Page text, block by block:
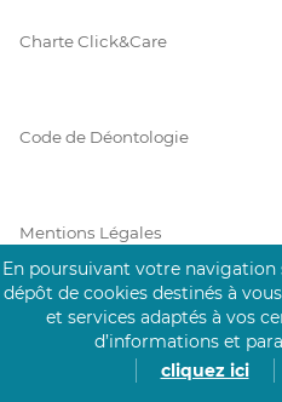
Charte Click&Care
Code de Déontologie
Mentions Légales
Prérequis Click&Care
En poursuivant votre navigation
dépôt de cookies destinés à
et services adaptés à vos
d’informations et
cliquez ici